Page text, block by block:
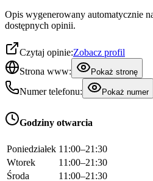
Opis wygenerowany automatycznie
dostępnych opinii.
Czytaj opinie:Zobacz profil
Strona www:
Pokaż stronę
Numer telefonu: Pokaż numer
Godziny otwarcia
Poniedziałek 11:00–21:30
Wtorek
11:00–21:30
Środa
11:00–21:30